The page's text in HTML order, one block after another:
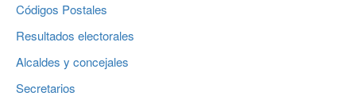
Códigos Postales
Resultados electorales
Alcaldes y concejales
Secretarios